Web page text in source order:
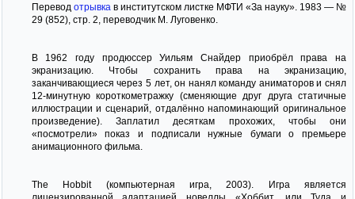
Перевод отрывка в институтском листке МФТИ «За науку». 1983 — №
29 (852), стр. 2, переводчик М. Луговенко.
В 1962 году продюссер Уильям Снайдер приобрёл права на
экранизацию. Чтобы сохранить права на экранизацию,
заканчивающиеся через 5 лет, он нанял команду аниматоров и снял
12-минутную короткометражку (сменяющие друг друга статичные
иллюстрации и сценарий, отдалённо напоминающий оригинальное
произведение). Заплатил десяткам прохожих, чтобы они
«посмотрели» показ и подписали нужные бумаги о премьере
анимационного фильма.
The Hobbit (компьютерная игра, 2003). Игра является